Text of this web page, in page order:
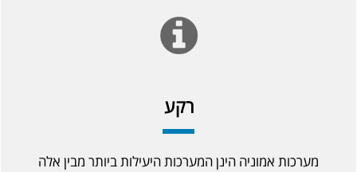
רקע
מערכות אמוניה הינן המערכות היעילות ביותר מבין אלה